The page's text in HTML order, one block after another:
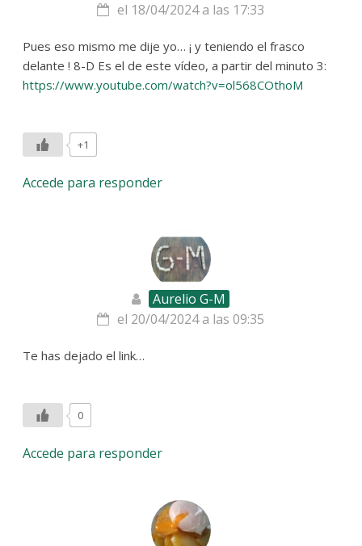
el 18/04/2024 a las 17:33
Pues eso mismo me dije yo… ¡ y teniendo el frasco
delante ! 8-D Es el de este vídeo, a partir del minuto 3:
https://www.youtube.com/watch?v=ol568COthoM
+1
Accede para responder
Aurelio G-M
el 20/04/2024 a las 09:35
Te has dejado el link…
0
Accede para responder